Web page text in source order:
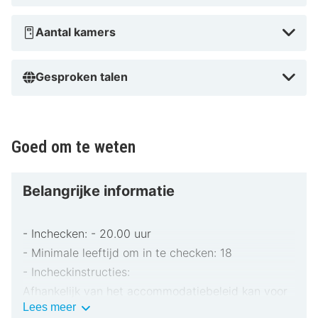
Aantal kamers
Gesproken talen
Goed om te weten
Belangrijke informatie
- Inchecken: - 20.00 uur
- Minimale leeftijd om in te checken: 18
- Incheckinstructies:
Afhankelijk van het accommodatiebeleid kan voor
extra personen een toeslag in rekening worden
Lees meerBelangrijke